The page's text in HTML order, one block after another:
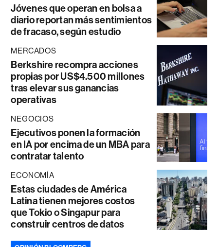
Jóvenes que operan en bolsa a
diario reportan más sentimientos
de fracaso, según estudio
MERCADOS
Berkshire recompra acciones
propias por US$4.500 millones
tras elevar sus ganancias
operativas
NEGOCIOS
Ejecutivos ponen la formación
en IA por encima de un MBA para
contratar talento
ECONOMÍA
Estas ciudades de América
Latina tienen mejores costos
que Tokio o Singapur para
construir centros de datos